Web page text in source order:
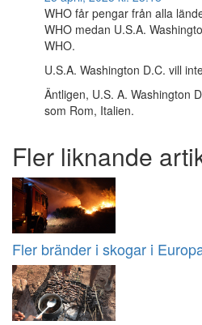
WHO får pengar från alla
WHO medan U.S.A.
WHO.
U.S.A. Washington D.C. vill
Äntligen, U.S. A. Washington
som Rom, Italien.
Fler liknande
Fler bränder i skogar i